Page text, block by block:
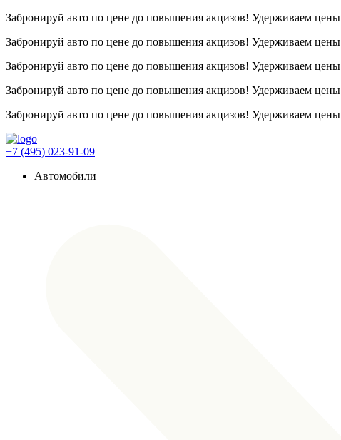
Забронируй авто по цене до повышения акцизов! Удерживаем цены
Забронируй авто по цене до повышения акцизов! Удерживаем цены
Забронируй авто по цене до повышения акцизов! Удерживаем цены
Забронируй авто по цене до повышения акцизов! Удерживаем цены
Забронируй авто по цене до повышения акцизов! Удерживаем цены
+7 (495) 023-91-09
Автомобили